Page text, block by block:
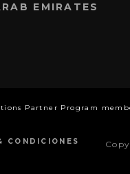
EMIRATES
Partner Program
CONDICIONES